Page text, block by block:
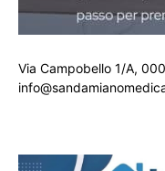
Via Campobello 1/A,